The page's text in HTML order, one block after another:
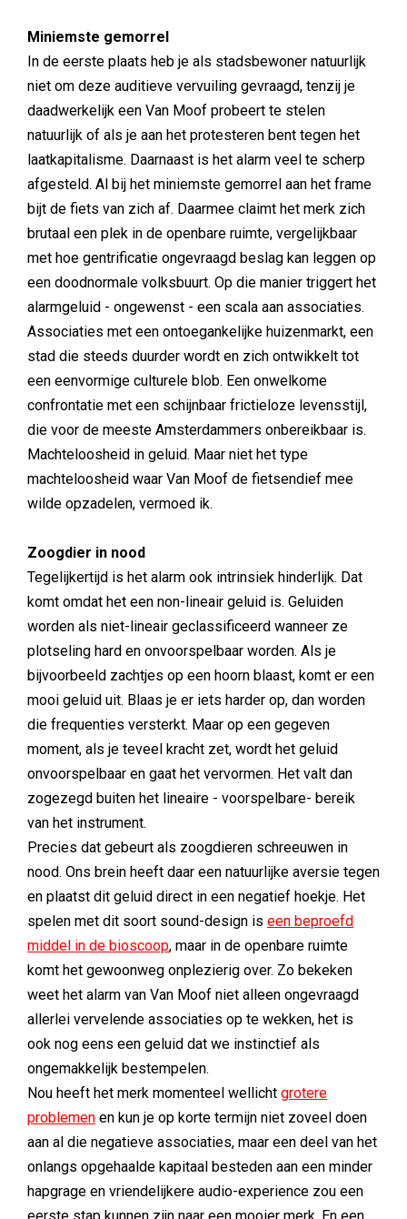
Miniemste gemorrel
In de eerste plaats heb je als stadsbewoner natuurlijk
niet om deze auditieve vervuiling gevraagd, tenzij je
daadwerkelijk een Van Moof probeert te stelen
natuurlijk of als je aan het protesteren bent tegen het
laatkapitalisme. Daarnaast is het alarm veel te scherp
afgesteld. Al bij het miniemste gemorrel aan het frame
bijt de fiets van zich af. Daarmee claimt het merk zich
brutaal een plek in de openbare ruimte, vergelijkbaar
met hoe gentrificatie ongevraagd beslag kan leggen op
een doodnormale volksbuurt. Op die manier triggert het
alarmgeluid - ongewenst - een scala aan associaties.
Associaties met een ontoegankelijke huizenmarkt, een
stad die steeds duurder wordt en zich ontwikkelt tot
een eenvormige culturele blob. Een onwelkome
confrontatie met een schijnbaar frictieloze levensstijl,
die voor de meeste Amsterdammers onbereikbaar is.
Machteloosheid in geluid. Maar niet het type
machteloosheid waar Van Moof de fietsendief mee
wilde opzadelen, vermoed ik.
Zoogdier in nood
Tegelijkertijd is het alarm ook intrinsiek hinderlijk. Dat
komt omdat het een non-lineair geluid is. Geluiden
worden als niet-lineair geclassificeerd wanneer ze
plotseling hard en onvoorspelbaar worden. Als je
bijvoorbeeld zachtjes op een hoorn blaast, komt er een
mooi geluid uit. Blaas je er iets harder op, dan worden
die frequenties versterkt. Maar op een gegeven
moment, als je teveel kracht zet, wordt het geluid
onvoorspelbaar en gaat het vervormen. Het valt dan
zogezegd buiten het lineaire - voorspelbare- bereik
van het instrument.
Precies dat gebeurt als zoogdieren schreeuwen in
nood. Ons brein heeft daar een natuurlijke aversie tegen
en plaatst dit geluid direct in een negatief hoekje. Het
spelen met dit soort sound-design is een beproefd
middel in de bioscoop, maar in de openbare ruimte
komt het gewoonweg onplezierig over. Zo bekeken
weet het alarm van Van Moof niet alleen ongevraagd
allerlei vervelende associaties op te wekken, het is
ook nog eens een geluid dat we instinctief als
ongemakkelijk bestempelen.
Nou heeft het merk momenteel wellicht grotere
problemen en kun je op korte termijn niet zoveel doen
aan al die negatieve associaties, maar een deel van het
onlangs opgehaalde kapitaal besteden aan een minder
hapgrage en vriendelijkere audio-experience zou een